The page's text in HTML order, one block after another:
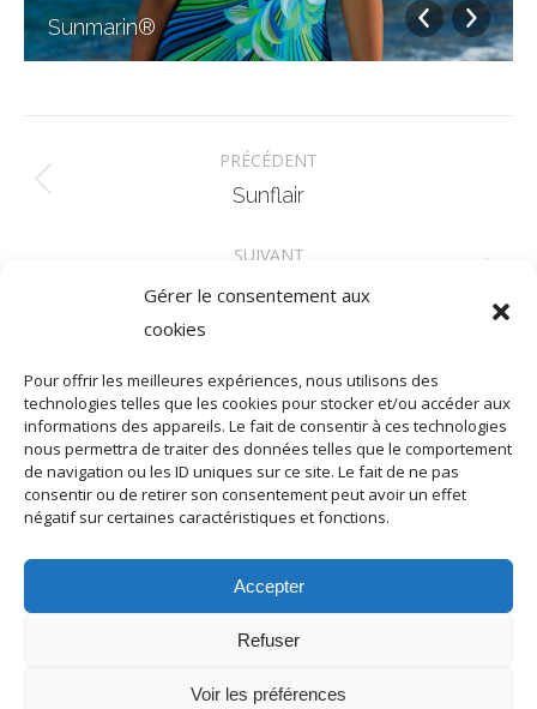
Gérer le consentement aux
cookies
Pour offrir les meilleures expériences, nous utilisons des
technologies telles que les cookies pour stocker et/ou accéder aux
informations des appareils. Le fait de consentir à ces technologies
nous permettra de traiter des données telles que le comportement
de navigation ou les ID uniques sur ce site. Le fait de ne pas
consentir ou de retirer son consentement peut avoir un effet
négatif sur certaines caractéristiques et fonctions.
Accepter
Refuser
Voir les préférences
Sunmarin®
album
PRÉCÉDENT
Album
:
Sunflair
SUIVANT
Album
Antigel Bain
ACCUEIL
LINGERIE